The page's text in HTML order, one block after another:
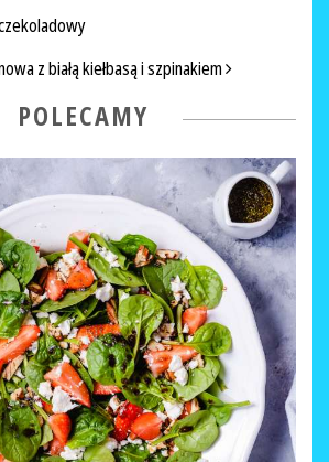
PO ARTYKUŁACH
z białą kiełbasą i szpinakiem
POLECAMY